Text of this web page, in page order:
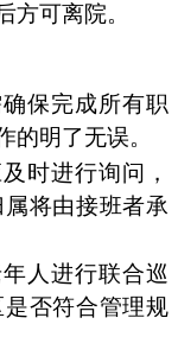
方可离院。
保完成所有职
的明了无误。
时进行询问，
将由接班者承
人进行联合巡
否符合管理规